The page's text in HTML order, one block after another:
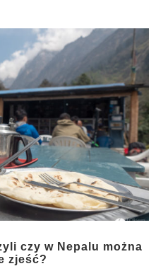
czy w Nepalu można
zjeść?